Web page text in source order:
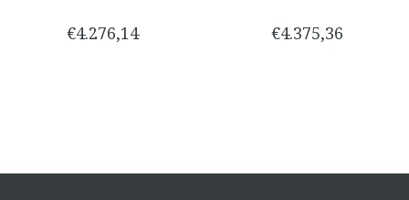
€4.276,14 €4.375,36